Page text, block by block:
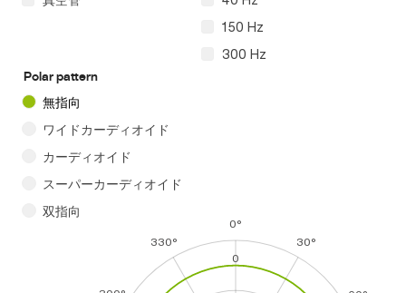
150 Hz
300 Hz
Polar pattern
無指向
ワイドカーディオイド
カーディオイド
スーパーカーディオイド
双指向
0°
30°
330°
0